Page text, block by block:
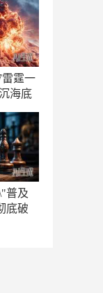
雷霆一
海底
普及
底破